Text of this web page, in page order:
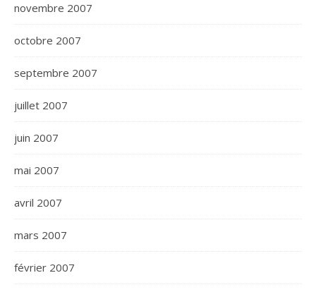
novembre 2007
octobre 2007
septembre 2007
juillet 2007
juin 2007
mai 2007
avril 2007
mars 2007
février 2007